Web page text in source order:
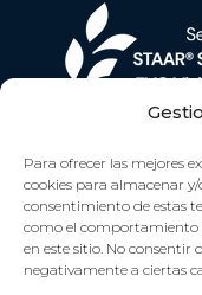
Para ofrecer las mejores
cookies para almacenar
consentimiento de estas
como el comportamiento
en este sitio. No
negativamente a ciertas